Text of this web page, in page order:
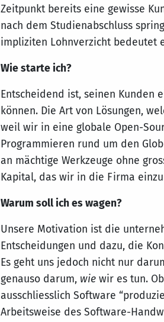
Zeitpunkt bereits eine gewisse
nach dem Studienabschluss
impliziten Lohnverzicht bedeutet
Wie starte ich?
Entscheidend ist, seinen Kunden
können. Die Art von Lösungen,
weil wir in eine globale Open-
Programmieren rund um den
an mächtige Werkzeuge ohne
Kapital, das wir in die Firma
Warum soll ich es wagen?
Unsere Motivation ist die
Entscheidungen und dazu, die
Es geht uns jedoch nicht nur
genauso darum, wiewir es tun.
ausschliesslich Software
Arbeitsweise des Software-